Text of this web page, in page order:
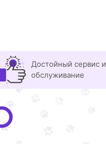
Достойный сервис и
обслуживание